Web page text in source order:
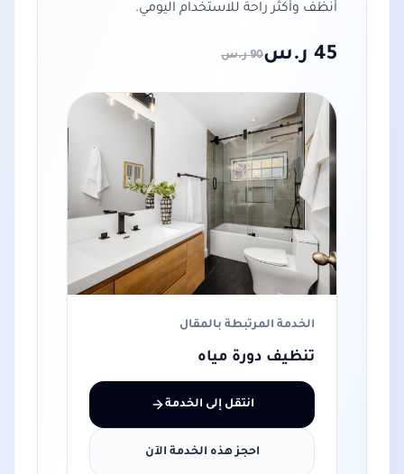
أنظف وأكثر راحة للاستخدام اليومي.
45 ر.س90ر.س
الخدمة المرتبطة بالمقال
تنظيف دورة مياه
انتقل إلى الخدمة
احجز هذه الخدمة الآن